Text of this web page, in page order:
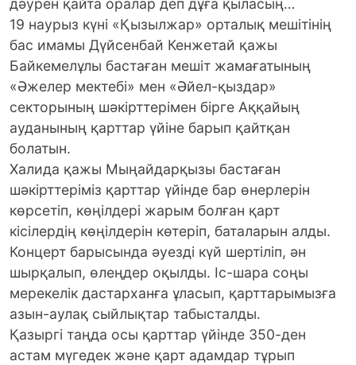
дәурен қайта оралар деп дұға қыласың…
19 наурыз күні «Қызылжар» орталық мешітінің
бас имамы Дүйсенбай Кенжетай қажы
Байкемелұлы бастаған мешіт жамағатының
«Әжелер мектебі» мен «Әйел-қыздар»
секторының шәкірттерімен бірге Аққайың
ауданының қарттар үйіне барып қайтқан
болатын.
Халида қажы Мыңайдарқызы бастаған
шәкірттеріміз қарттар үйінде бар өнерлерін
көрсетіп, көңілдері жарым болған қарт
кісілердің көңілдерін көтеріп, баталарын алды.
Концерт барысында әуезді күй шертіліп, ән
шырқалып, өлеңдер оқылды. Іс-шара соңы
мерекелік дастарханға ұласып, қарттарымызға
азын-аулақ сыйлықтар табысталды.
Қазыргі таңда осы қарттар үйінде 350-ден
астам мүгедек және қарт адамдар тұрып